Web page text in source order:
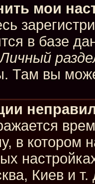
мои
в базе
Личный
Там вы
в котором
Киев и